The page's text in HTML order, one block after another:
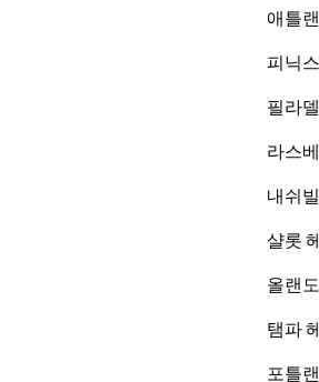
애틀
피닉
필라
라스
내쉬
샬롯
올랜
탬파
포틀